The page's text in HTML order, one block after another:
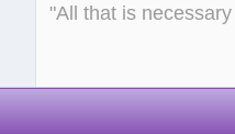
"All that is